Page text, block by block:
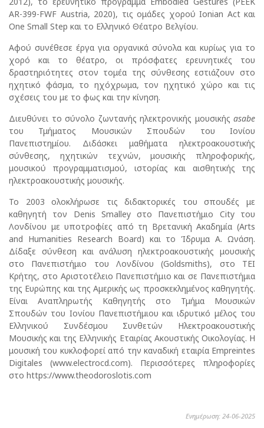
AR-399-FWF Austria, 2020), τις ομάδες χορού Ionian Act και
One Small Step και το Ελληνικό Θέατρο Βελγίου.
Αφού συνέθεσε έργα για οργανικά σύνολα και κυρίως για το
χορό και το θέατρο, οι πρόσφατες ερευνητικές του
δραστηριότητες στον τομέα της σύνθεσης εστιάζουν στο
ηχητικό φάσμα, το ηχόχρωμα, τον ηχητικό χώρο και τις
σχέσεις του με το φως και την κίνηση.
Διευθύνει το σύνολο ζωντανής ηλεκτρονικής μουσικής asabe
του Τμήματος Μουσικών Σπουδών του Ιονίου
Πανεπιστημίου. Διδάσκει μαθήματα ηλεκτροακουστικής
σύνθεσης, ηχητικών τεχνών, μουσικής πληροφορικής,
μουσικού προγραμματισμού, ιστορίας και αισθητικής της
ηλεκτροακουστικής μουσικής.
Το 2003 ολοκλήρωσε τις διδακτορικές του σπουδές με
καθηγητή τον Denis Smalley στο Πανεπιστήμιο City του
Λονδίνου με υποτροφίες από τη Βρετανική Ακαδημία (Arts
and Humanities Research Board) και το Ίδρυμα Α. Ωνάση.
Δίδαξε σύνθεση και ανάλυση ηλεκτροακουστικής μουσικής
στο Πανεπιστήμιο του Λονδίνου (Goldsmiths), στο ΤΕΙ
Κρήτης, στο Αριστοτέλειο Πανεπιστήμιο και σε Πανεπιστήμια
της Ευρώπης και της Αμερικής ως προσκεκλημένος καθηγητής.
Είναι Αναπληρωτής Καθηγητής στο Τμήμα Μουσικών
Σπουδών του Ιονίου Πανεπιστήμιου και ιδρυτικό μέλος του
Ελληνικού Συνδέσμου Συνθετών Ηλεκτροακουστικής
Μουσικής και της Ελληνικής Εταιρίας Ακουστικής Οικολογίας. Η
μουσική του κυκλοφορεί από την καναδική εταιρία Empreintes
Digitales (www.electrocd.com). Περισσότερες πληροφορίες
στο https://www.theodoroslotis.com
Ενημέρωση: 24-06-2025